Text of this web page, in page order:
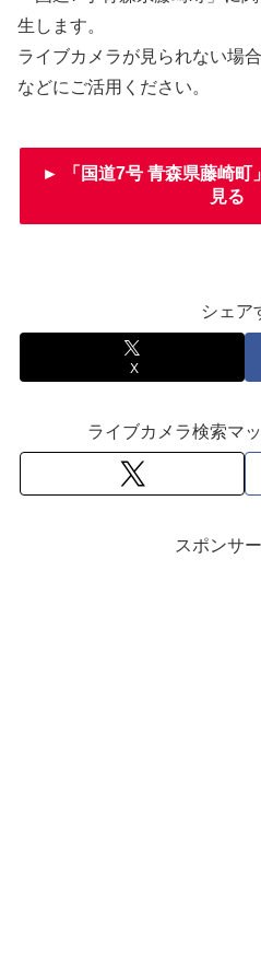
生します。
ライブカメラが見られない場
などにご活用ください。
► 「国道7号 青森県藤崎町
見る
シェア
X
ライブカメラ検索マ
スポンサ